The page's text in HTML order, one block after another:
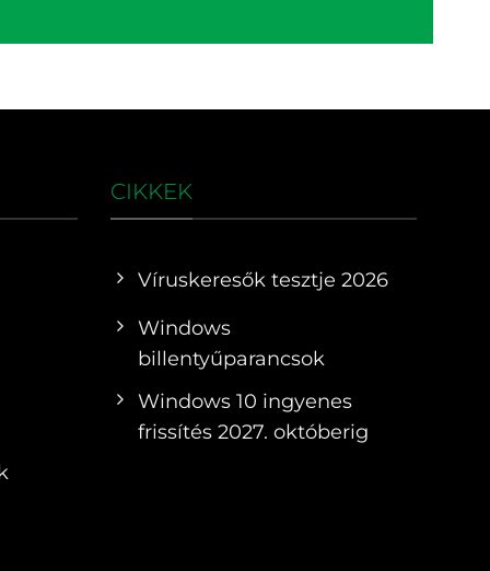
CIKKEK
Víruskeresők tesztje 2026
Windows
billentyűparancsok
Windows 10 ingyenes
frissítés 2027. októberig